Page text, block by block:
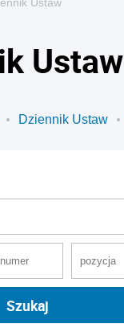
Ustaw
Dziennik Ustaw